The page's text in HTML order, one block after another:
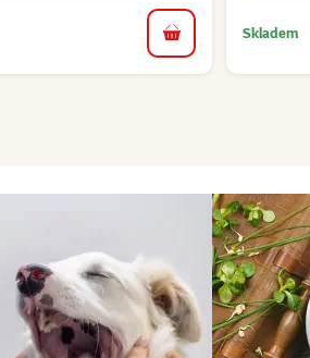
do košíku Skladem